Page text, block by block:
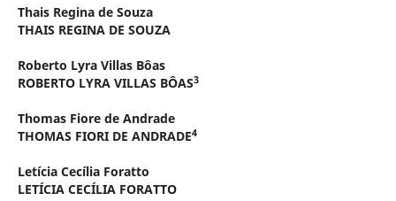
Thais Regina de Souza
THAIS REGINA DE SOUZA
Roberto Lyra Villas Bôas
ROBERTO LYRA VILLAS BÔAS3
Thomas Fiore de Andrade
THOMAS FIORI DE ANDRADE4
Letícia Cecília Foratto
LETÍCIA CECÍLIA FORATTO